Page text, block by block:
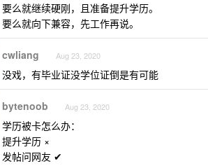
要么就继续硬刚，且准备提升学历。
要么就向下兼容，先工作再说。
cwliang Aug 23, 2020
没戏，有毕业证没学位证倒是有可能
bytenoob Aug 23, 2020
学历被卡怎么办：
提升学历 ×
发帖问网友 ✔